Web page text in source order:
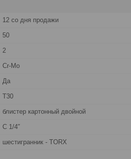
12 со дня продажи
50
2
Cr-Mo
Да
T30
блистер картонный двойной
C 1/4″
шестигранник - TORX